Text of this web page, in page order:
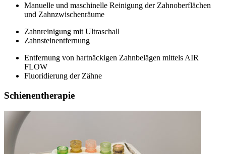
Manuelle und maschinelle Reinigung der Zahnoberflächen
und Zahnzwischenräume
Zahnreinigung mit Ultraschall
Zahnsteinentfernung
Entfernung von hartnäckigen Zahnbelägen mittels AIR
FLOW
Fluoridierung der Zähne
Schienentherapie